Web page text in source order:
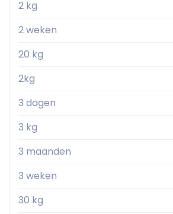
2 kg
2 weken
20 kg
2kg
3 dagen
3 kg
3 maanden
3 weken
30 kg